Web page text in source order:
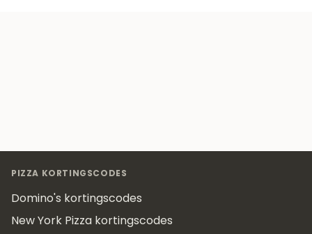
PIZZA KORTINGSCODES
Domino's kortingscodes
New York Pizza kortingscodes